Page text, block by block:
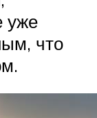
уже
что